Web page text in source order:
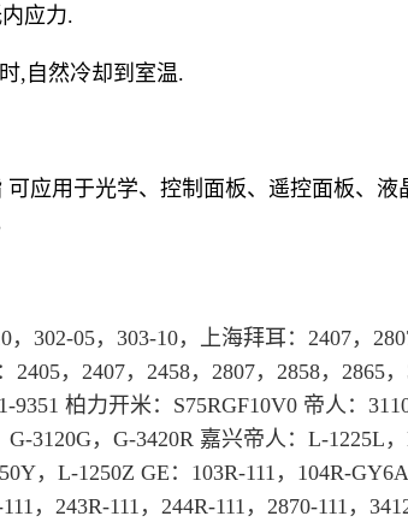
应力.
,自然冷却到室温.
应用于光学、控制面板、遥控面板、
302-05，303-10， 上海拜耳 ：2407，
：2405，2407，2458，2807，2858，2865，
柏力开米：S75RGF10V0 帝人：
3120G，G-3420R 嘉兴帝人：L-1225L
，L-1250Z GE：103R-111，104R-
，243R-111，244R-111，2870-111，